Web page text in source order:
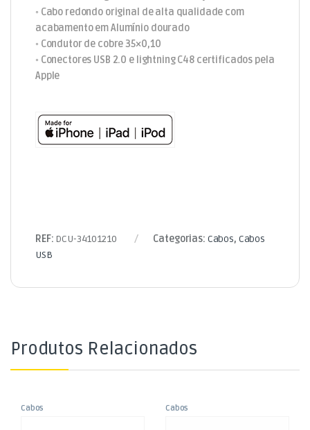
◦ Cabo redondo original de alta qualidade com
acabamento em Alumínio dourado
◦ Condutor de cobre 35×0,10
◦ Conectores USB 2.0 e lightning C48 certificados pela
Apple
REF: DCU-34101210 Categorias: Cabos, Cabos
USB
Produtos Relacionados
Cabos
Cabos